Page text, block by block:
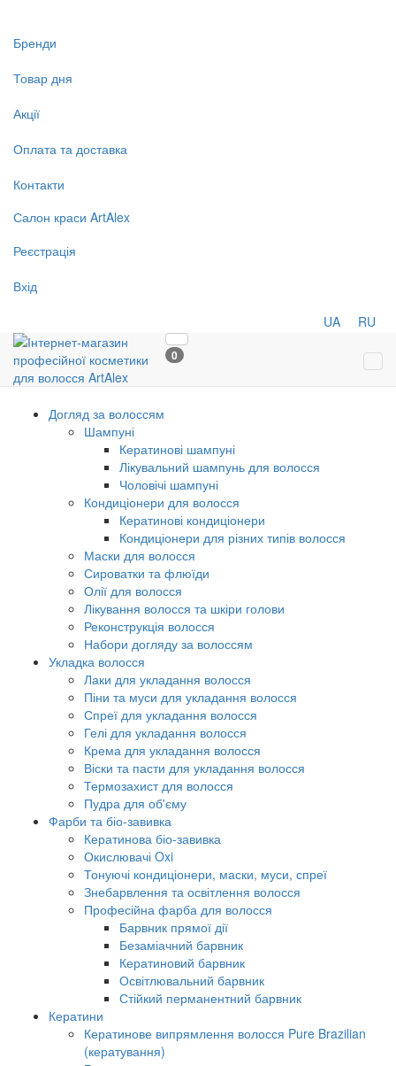
Бренди
Товар дня
Акції
Оплата та доставка
Контакти
Салон краси ArtAlex
Реєстрація
Вхід
UA RU
0
Догляд за волоссям
Шампуні
Кератинові шампуні
Лікувальний шампунь для волосся
Чоловічі шампуні
Кондиціонери для волосся
Кератинові кондиціонери
Кондиціонери для різних типів волосся
Маски для волосся
Сироватки та флюїди
Олії для волосся
Лікування волосся та шкіри голови
Реконструкція волосся
Набори догляду за волоссям
Укладка волосся
Лаки для укладання волосся
Піни та муси для укладання волосся
Спреї для укладання волосся
Гелі для укладання волосся
Крема для укладання волосся
Віски та пасти для укладання волосся
Термозахист для волосся
Пудра для об'єму
Фарби та біо-завивка
Кератинова біо-завивка
Окислювачі Oxi
Тонуючі кондиціонери, маски, муси, спреї
Знебарвлення та освітлення волосся
Професійна фарба для волосся
Барвник прямої дії
Безаміачний барвник
Кератиновий барвник
Освітлювальний барвник
Стійкий перманентний барвник
Кератини
Кератинове випрямлення волосся Pure Brazilian
(кератування)